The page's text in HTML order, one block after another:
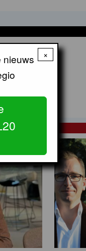
×
nieuws